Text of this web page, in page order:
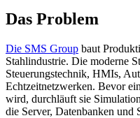
Das Problem
Die SMS Group baut
Stahlindustrie. Die moderne
Steuerungstechnik, HMIs,
Echtzeitnetzwerken. Bevor
wird, durchläuft sie
die Server, Datenbanken und